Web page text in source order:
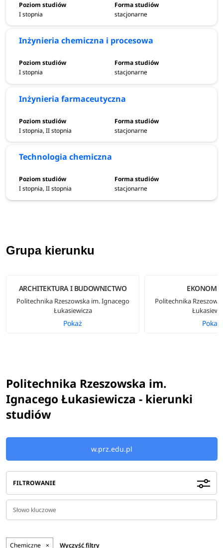
I stopnia stacjonarne
Inżynieria chemiczna i procesowa
I stopnia stacjonarne
Inżynieria farmaceutyczna
I stopnia, II stopnia stacjonarne
Technologia chemiczna
I stopnia, II stopnia stacjonarne
Grupa kierunku
ARCHITEKTURA I BUDOWNICTWO
Politechnika Rzeszowska im. Ignacego
Łukasiewicza
Pokaż
Politechnika
Pokaż
Politechnika Rzeszowska im.
Ignacego Łukasiewicza - kierunki
studiów
w.prz.edu.pl
FILTROWANIE
Chemiczne × Wyczyść filtry